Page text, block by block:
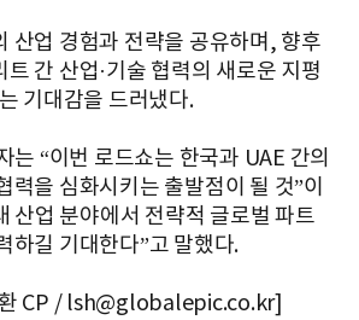
산업 경험과 전략을 공유하며, 향후
간 산업·기술 협력의 새로운 지평
기대감을 드러냈다.
는 “이번 로드쇼는 한국과 UAE 간의
력을 심화시키는 출발점이 될 것”이
산업 분야에서 전략적 글로벌 파트
하길 기대한다”고 말했다.
CP / lsh@globalepic.co.kr]